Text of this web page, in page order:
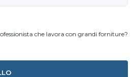
che lavora con grandi forniture?